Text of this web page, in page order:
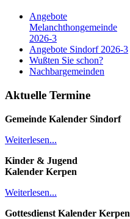
Angebote
Melanchthongemeinde
2026-3
Angebote Sindorf 2026-3
Wußten Sie schon?
Nachbargemeinden
Aktuelle Termine
Gemeinde Kalender Sindorf
Weiterlesen...
Kinder & Jugend
Kalender Kerpen
Weiterlesen...
Gottesdienst Kalender Kerpen